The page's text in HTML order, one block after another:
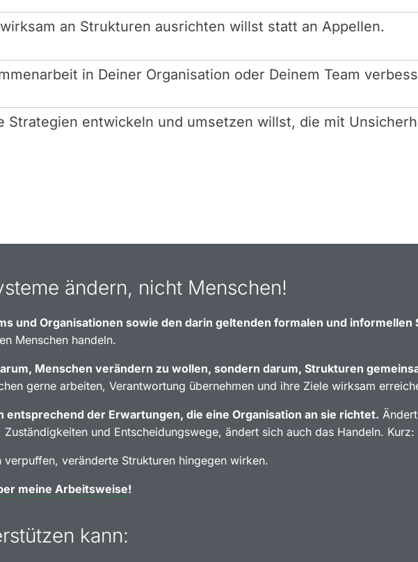
an Strukturen ausrichten willst statt an Appellen.
in Deiner Organisation oder Deinem Team
Strategien entwickeln und umsetzen willst, die mit
ändern, nicht Menschen!
und Organisationen sowie den darin geltenden formalen und informellen
Menschen handeln.
Menschen verändern zu wollen, sondern darum, Strukturen
gerne arbeiten, Verantwortung übernehmen und ihre Ziele wirksam
entsprechend der Erwartungen, die eine Organisation an sie richtet.
Zuständigkeiten und Entscheidungswege, ändert sich auch das Handeln. Kurz:
veränderte Strukturen hingegen wirken.
meine Arbeitsweise!
kann: